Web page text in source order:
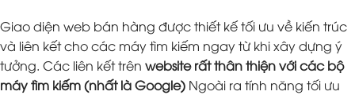
Giao diện web bán hàng được thiết kế tối ưu về kiến trúc
và liên kết cho các máy tìm kiếm ngay từ khi xây dựng ý
tưởng. Các liên kết trên website rất thân thiện với các bộ
máy tìm kiếm (nhất là Google) Ngoài ra tính năng tối ưu